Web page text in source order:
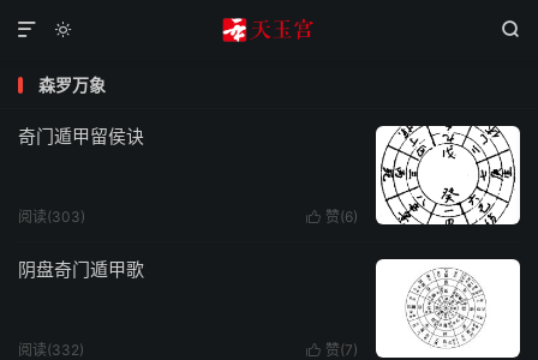
 

森罗万象
奇门遁甲留侯诀
 赞(6)
阅读(303)
阴盘奇门遁甲歌
 赞(7)
阅读(332)